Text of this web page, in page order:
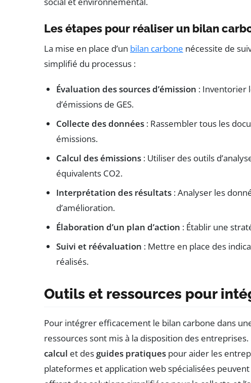
Les étapes pour réaliser un bilan
La mise en place d’un bilan carbone nécessite de
simplifié du processus :
Évaluation des sources d’émission : Inventorier
d’émissions de GES.
Collecte des données : Rassembler tous les
émissions.
Calcul des émissions : Utiliser des outils
équivalents CO2.
Interprétation des résultats : Analyser les
d’amélioration.
Élaboration d’un plan d’action : Établir une
Suivi et réévaluation : Mettre en place des
réalisés.
Outils et ressources pour
Pour intégrer efficacement le bilan carbone dans
ressources sont mis à la disposition des entreprises.
calcul et des guides pratiques pour aider les
plateformes et application web spécialisées